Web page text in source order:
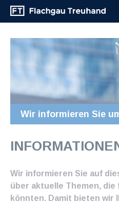
Wir informieren Sie
Wir informieren Sie auf
über aktuelle Themen,
könnten. Damit bieten wir